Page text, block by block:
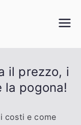
il prezzo, i
la pogona!
costi e come